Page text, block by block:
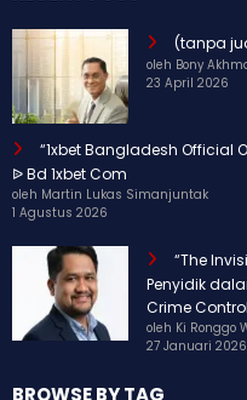
(tanpa
oleh Bony
23 April 2026
“1xbet Bangladesh Official
ᐉ Bd 1xbet Com
oleh Martin Lukas Simanjuntak
1 Agustus 2026
“The
Penyidik
Crime
oleh Ki Ronggo
27 Januari 2026
BROWSE BY TAG